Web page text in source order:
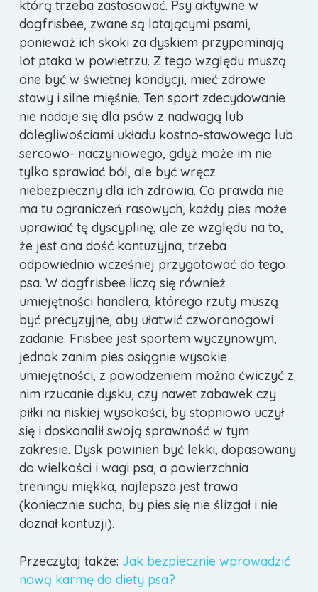
którą trzeba zastosować. Psy aktywne w
dogfrisbee, zwane są latającymi psami,
ponieważ ich skoki za dyskiem przypominają
lot ptaka w powietrzu. Z tego względu muszą
one być w świetnej kondycji, mieć zdrowe
stawy i silne mięśnie. Ten sport zdecydowanie
nie nadaje się dla psów z nadwagą lub
dolegliwościami układu kostno-stawowego lub
sercowo- naczyniowego, gdyż może im nie
tylko sprawiać ból, ale być wręcz
niebezpieczny dla ich zdrowia. Co prawda nie
ma tu ograniczeń rasowych, każdy pies może
uprawiać tę dyscyplinę, ale ze względu na to,
że jest ona dość kontuzyjna, trzeba
odpowiednio wcześniej przygotować do tego
psa. W dogfrisbee liczą się również
umiejętności handlera, którego rzuty muszą
być precyzyjne, aby ułatwić czworonogowi
zadanie. Frisbee jest sportem wyczynowym,
jednak zanim pies osiągnie wysokie
umiejętności, z powodzeniem można ćwiczyć z
nim rzucanie dysku, czy nawet zabawek czy
piłki na niskiej wysokości, by stopniowo uczył
się i doskonalił swoją sprawność w tym
zakresie. Dysk powinien być lekki, dopasowany
do wielkości i wagi psa, a powierzchnia
treningu miękka, najlepsza jest trawa
(koniecznie sucha, by pies się nie ślizgał i nie
doznał kontuzji).
Przeczytaj także: Jak bezpiecznie wprowadzić
nową karmę do diety psa?